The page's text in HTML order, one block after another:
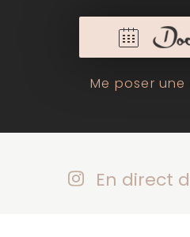
Me poser
En direct